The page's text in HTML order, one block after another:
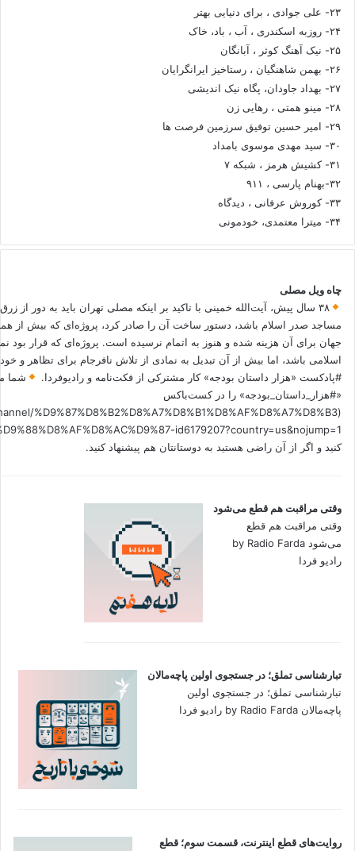
۲۳- علی جوادی ، برای دنیایی بهتر
۲۴- روزبه اسکندری ، آب ، باد، خاک
۲۵- نیک آهنگ کوثر ، آبانگان
۲۶- بهمن شاهنگیان ، رستاخیز ایرانگرایان
۲۷- بهداد جاودان، پگاه نیک اندیشی
۲۸- مینو همتی ، رهایی زن
۲۹- امیر حسین توفیق سرزمین فرصت ها
۳۰- سید مهدی موسوی بامداد
۳۱- کشیش هرمز ، شبکه ۷
۳۲-بهنام پارسی ، ۹۱۱
۳۳- کوروش عرفانی ، دیدگاه
۳۴- میترا معتمدی، خودمونی
چاه ویل مصلی
۳۸ سال پیش، آیت‌الله خمینی با تاکید بر اینکه مصلی تهران باید به دور از
مساجد صدر اسلام باشد، دستور ساخت آن را صادر کرد، پروژه‌ای که بیش از
جهان برای آن هزینه شده و هنوز به اتمام نرسیده است. پروژه‌ای که قرار بود
اسلامی باشد، اما بیش از آن تبدیل به نمادی از تلاش نافرجام برای تظاهر و
#پادکست «هزار داستان بودجه» کار مشترکی از فکت‌نامه و رادیوفردا.
شما
«#هزار_داستان_بودجه» را در کست‌باکس
%D9%87%D8%B2%D8%A7%D8%B1%D8%AF%D8%A7%D8%B3
کنید و اگر از آن راضی هستید به دوستانتان هم پیشنهاد کنید.
وقتی مراقبت هم قطع می‌شود
وقتی مراقبت هم قطع
می‌شود by Radio Farda
رادیو فردا
تبارشناسی تملق؛ در جستجوی اولین‌ پاچه‌مالان
تبارشناسی تملق؛ در جستجوی اولین‌
پاچه‌مالان by Radio Farda رادیو فردا
روایت‌های قطع اینترنت، قسمت سوم؛ قطع